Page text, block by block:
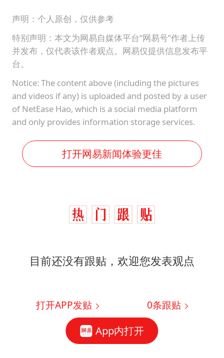
声明：个人原创，仅供参考
特别声明：本文为网易自媒体平台“网易号”作者上传
并发布，仅代表该作者观点。网易仅提供信息发布平
台。
Notice: The content above (including the pictures
and videos if any) is uploaded and posted by a user
of NetEase Hao, which is a social media platform
and only provides information storage services.
打开网易新闻体验更佳
目前还没有跟贴，欢迎您发表观点
打开APP发贴 0条跟贴
App内打开